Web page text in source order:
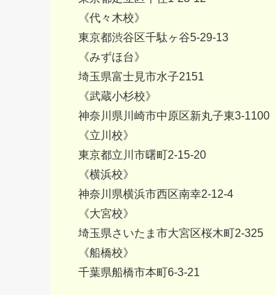
《代々木校》
東京都渋谷区千駄ヶ谷5-29-13
《みずほ台》
埼玉県富士見市水子2151
《武蔵小杉校》
神奈川県川崎市中原区新丸子東3-1100
《立川校》
東京都立川市曙町2-15-20
《横浜校》
神奈川県横浜市西区南幸2-12-4
《大宮校》
埼玉県さいたま市大宮区桜木町2-325
《船橋校》
千葉県船橋市本町6-3-21